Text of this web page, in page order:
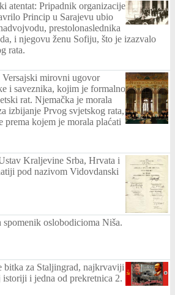
atentat: Pripadnik organizacije
Princip u Sarajevu ubio
prestolonaslednika
i njegovu ženu Sofiju, što je izazvalo
rata.
Versajski mirovni ugovor
i saveznika, kojim je formalno
rat. Njemačka je morala
izbijanje Prvog svjetskog rata,
prema kojem je morala plaćati
Kraljevine Srba, Hrvata i
pod nazivom Vidovdanski
oslobodicioma Niša.
bitka za Staljingrad, najkrvaviji
i jedna od prekretnica 2.